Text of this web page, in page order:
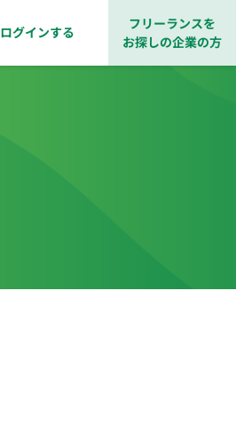
ログインする
フリーランスを
お探しの企業の方